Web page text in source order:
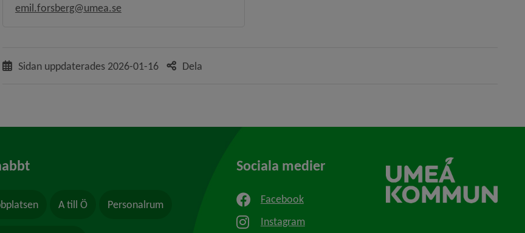
emil.forsberg@umea.se
Sidan uppdaterades 2026-01-16 Dela
A till Ö Personalrum
Sociala medier
Facebook
Instagram